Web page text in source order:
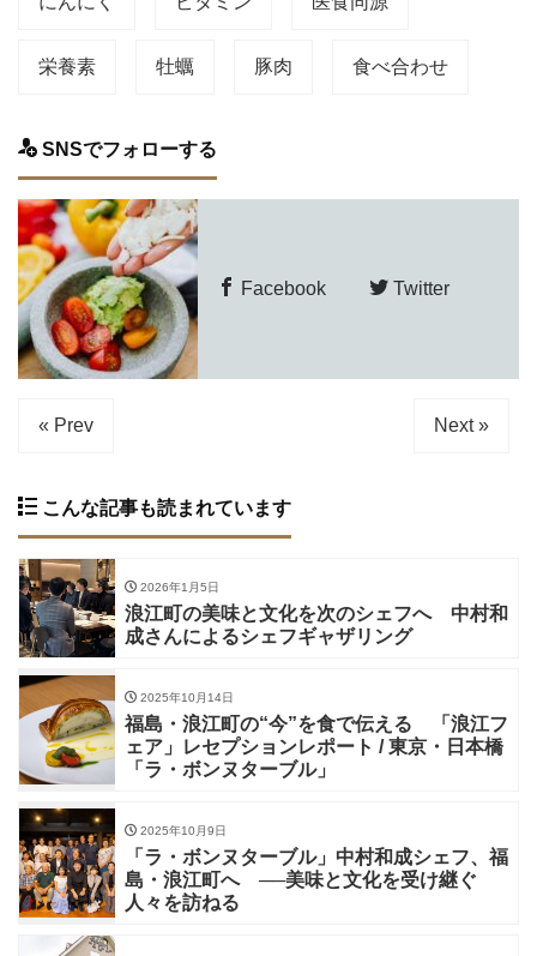
栄養素 牡蠣 豚肉 食べ合わせ
SNSでフォローする
Facebook Twitter
« Prev Next »
こんな記事も読まれています
2026年1月5日
浪江町の美味と文化を次のシェフへ 中村和
成さんによるシェフギャザリング
2025年10月14日
福島・浪江町の“今”を食で伝える 「浪江フ
ェア」レセプションレポート / 東京・日本橋
「ラ・ボンヌターブル」
2025年10月9日
「ラ・ボンヌターブル」中村和成シェフ、福
島・浪江町へ ──美味と文化を受け継ぐ
人々を訪ねる